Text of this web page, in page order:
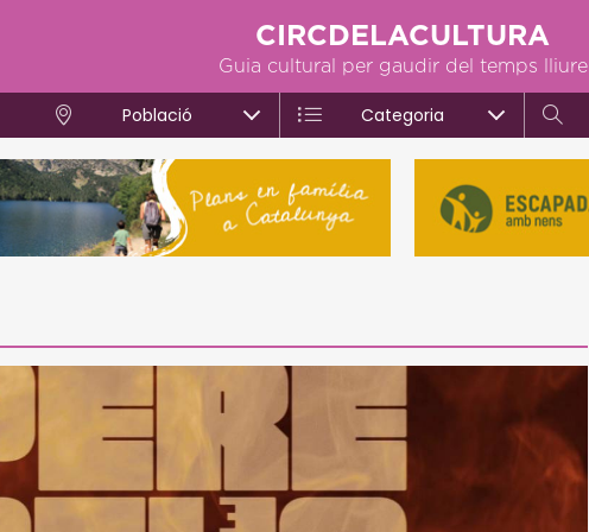
CIRCDELACULTURA
Guia cultural per gaudir del temps lliure
Població Categoria